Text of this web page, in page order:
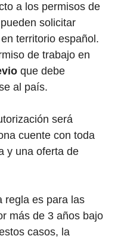
a los permisos de
solicitar
territorio español.
de trabajo en
que debe
al país.
será
cuente con toda
y una oferta de
regla es para las
más de 3 años bajo
casos, la